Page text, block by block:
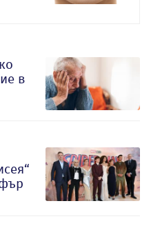
в